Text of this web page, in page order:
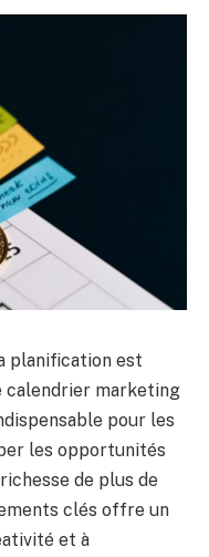
planification est
calendrier marketing
pour les
les opportunités
de plus de
clés offre un
et à